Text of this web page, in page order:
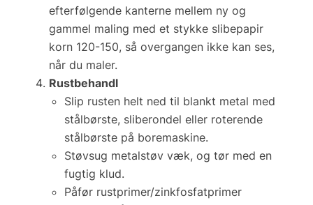
efterfølgende kanterne mellem ny og
gammel maling med et stykke slibepapir
korn 120-150, så overgangen ikke kan ses,
når du maler.
Rustbehandl
Slip rusten helt ned til blankt metal med
stålbørste, sliberondel eller roterende
stålbørste på boremaskine.
Støvsug metalstøv væk, og tør med en
fugtig klud.
Påfør rustprimer/zinkfosfatprimer